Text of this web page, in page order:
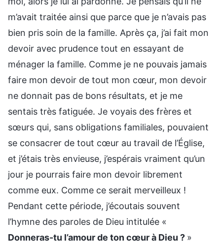
m’avait traitée ainsi que parce que je n’avais pas
bien pris soin de la famille. Après ça, j’ai fait mon
devoir avec prudence tout en essayant de
ménager la famille. Comme je ne pouvais jamais
faire mon devoir de tout mon cœur, mon devoir
ne donnait pas de bons résultats, et je me
sentais très fatiguée. Je voyais des frères et
sœurs qui, sans obligations familiales, pouvaient
se consacrer de tout cœur au travail de l’Église,
et j’étais très envieuse, j’espérais vraiment qu’un
jour je pourrais faire mon devoir librement
comme eux. Comme ce serait merveilleux !
Pendant cette période, j’écoutais souvent
l’hymne des paroles de Dieu intitulée «
Donneras-tu l’amour de ton cœur à Dieu ? »